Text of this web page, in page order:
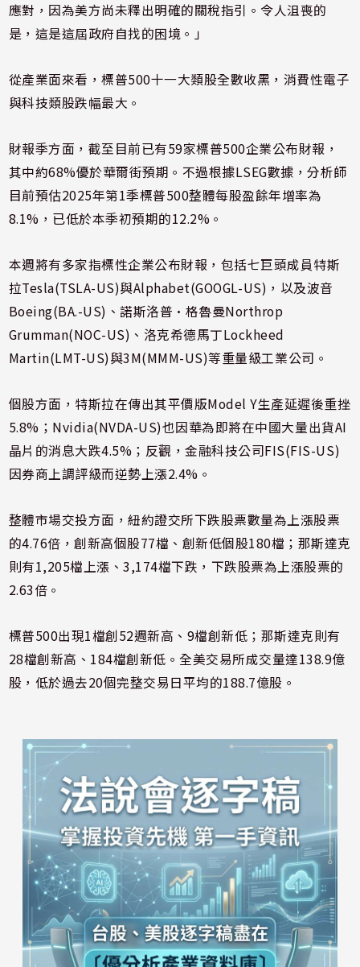
應對，因為美方尚未釋出明確的關稅指引。令人沮喪的
是，這是這屆政府自找的困境。」
從產業面來看，標普500十一大類股全數收黑，消費性電子
與科技類股跌幅最大。
財報季方面，截至目前已有59家標普500企業公布財報，
其中約68%優於華爾街預期。不過根據LSEG數據，分析師
目前預估2025年第1季標普500整體每股盈餘年增率為
8.1%，已低於本季初預期的12.2%。
本週將有多家指標性企業公布財報，包括七巨頭成員特斯
拉Tesla(TSLA-US)與Alphabet(GOOGL-US)，以及波音
Boeing(BA.-US)、諾斯洛普·格魯曼Northrop
Grumman(NOC-US)、洛克希德馬丁Lockheed
Martin(LMT-US)與3M(MMM-US)等重量級工業公司。
個股方面，特斯拉在傳出其平價版Model Y生產延遲後重挫
5.8%；Nvidia(NVDA-US)也因華為即將在中國大量出貨AI
晶片的消息大跌4.5%；反觀，金融科技公司FIS(FIS-US)
因券商上調評級而逆勢上漲2.4%。
整體市場交投方面，紐約證交所下跌股票數量為上漲股票
的4.76倍，創新高個股77檔、創新低個股180檔；那斯達克
則有1,205檔上漲、3,174檔下跌，下跌股票為上漲股票的
2.63倍。
標普500出現1檔創52週新高、9檔創新低；那斯達克則有
28檔創新高、184檔創新低。全美交易所成交量達138.9億
股，低於過去20個完整交易日平均的188.7億股。